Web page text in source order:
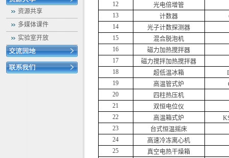
资源共享
多媒体课件
实验室开放
12
光电倍增管
13
计数器
14
光子计数探测器
15
混合脱泡机
16
磁力加热搅拌器
17
磁力搅拌加热搅拌器
18
超低温冰箱
19
高温管式炉
20
四柱热压机
21
双恒电位仪
22
高温箱式炉
23
台式恒温摇床
24
高速冷冻离心机
25
真空电热干燥箱